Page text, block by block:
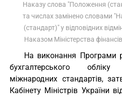
Наказу слова "Положення
та числах замінено словами
(стандарт)" у відповідних
Наказом Міністерства фінансів
На виконання Програми
бухгалтерського
міжнародних стандартів,
Кабінету Міністрів України